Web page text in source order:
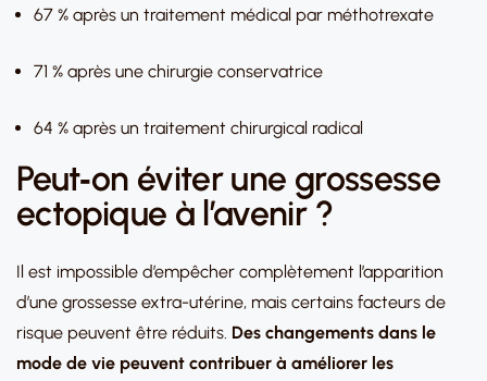
67 % après un traitement médical par méthotrexate
71 % après une chirurgie conservatrice
64 % après un traitement chirurgical radical
Peut‑on éviter une grossesse
ectopique à l’avenir ?
Il est impossible d’empêcher complètement l’apparition
d’une grossesse extra-utérine, mais certains facteurs de
risque peuvent être réduits. Des changements dans le
mode de vie peuvent contribuer à améliorer les